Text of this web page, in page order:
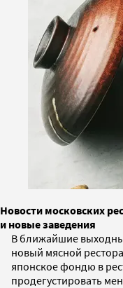
Новости московских
и новые заведения
В ближайшие
новый мясной
японское фондю в
продегустировать